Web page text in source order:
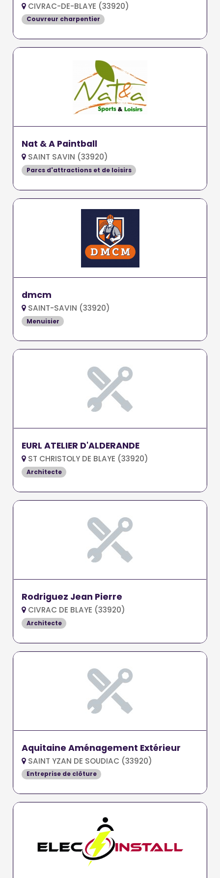
CIVRAC-DE-BLAYE (33920)
Couvreur charpentier
Nat & A Paintball
SAINT SAVIN (33920)
Parcs d'attractions et de loisirs
dmcm
SAINT-SAVIN (33920)
Menuisier
EURL ATELIER D'ALDERANDE
ST CHRISTOLY DE BLAYE (33920)
Architecte
Rodriguez Jean Pierre
CIVRAC DE BLAYE (33920)
Architecte
Aquitaine Aménagement Extérieur
SAINT YZAN DE SOUDIAC (33920)
Entreprise de clôture